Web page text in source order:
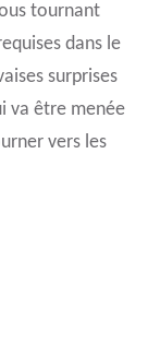
tournant
dans le
surprises
va être menée
vers les